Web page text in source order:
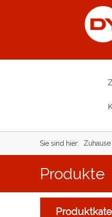
Sie sind hier: Zuhause
Produkte